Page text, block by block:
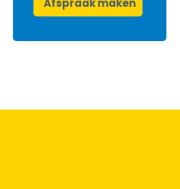
Afspraak maken